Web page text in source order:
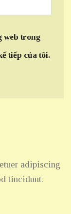
web trong
tiếp của tôi.
adipiscing
tincidunt.